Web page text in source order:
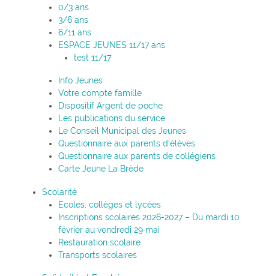
0/3 ans
3/6 ans
6/11 ans
ESPACE JEUNES 11/17 ans
test 11/17
Info Jeunes
Votre compte famille
Dispositif Argent de poche
Les publications du service
Le Conseil Municipal des Jeunes
Questionnaire aux parents d’élèves
Questionnaire aux parents de collégiens
Carte Jeune La Brède
Scolarité
Ecoles, collèges et lycées
Inscriptions scolaires 2026-2027 – Du mardi 10
février au vendredi 29 mai
Restauration scolaire
Transports scolaires